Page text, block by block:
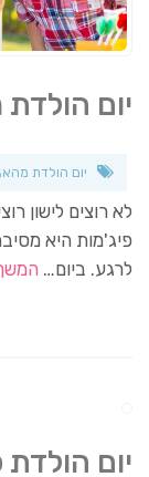
יום
יום הולדת
לא רוצים לישון
פיג'מות היא
לרגע. ביום…
יום הולדת